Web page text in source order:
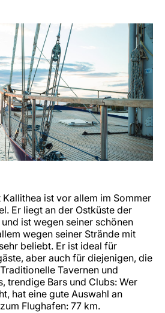
ist vor allem im Sommer
Er liegt an der Ostküste der
ist wegen seiner schönen
wegen seiner Strände mit
beliebt. Er ist ideal für
aber auch für diejenigen, die
Tavernen und
trendige Bars und Clubs: Wer
hat eine gute Auswahl an
Flughafen: 77 km.